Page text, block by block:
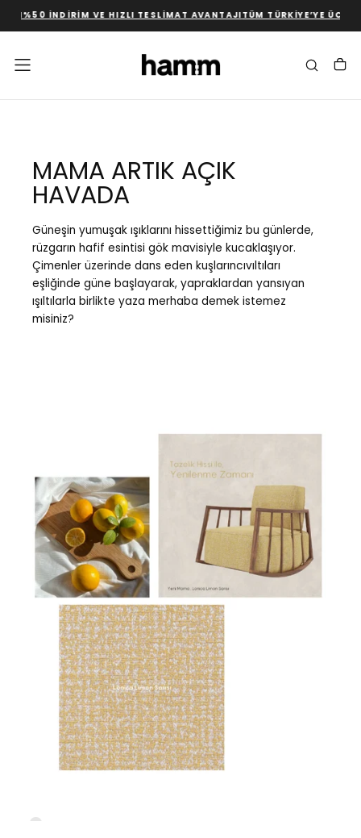
İÇERIĞE
GEÇ
%50 İNDIRIM VE HIZLI TESLIMAT AVANTAJITÜM TÜRKIYE’YE
MAMA ARTIK AÇIK
HAVADA
Güneşin yumuşak ışıklarını hissettiğimiz bu günlerde,
rüzgarın hafif esintisi gök mavisiyle kucaklaşıyor.
Çimenler üzerinde dans eden kuşlarıncıvıltıları
eşliğinde güne başlayarak, yapraklardan yansıyan
ışıltılarla birlikte yaza merhaba demek istemez
misiniz?